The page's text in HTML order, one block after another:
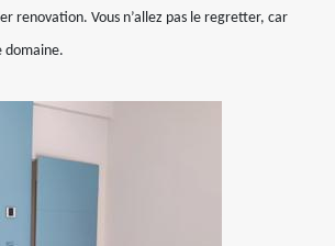
renovation. Vous n’allez pas le regretter, car
domaine.